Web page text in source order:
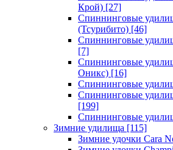
Крой) [27]
Спиннинговые
(Тсурибито) [46]
Спиннинговые
[7]
Спиннинговые
Оникс) [16]
Спиннинговые
Спиннинговые
[199]
Спиннинговые
Зимние удилища [115]
Зимние удочки Cara